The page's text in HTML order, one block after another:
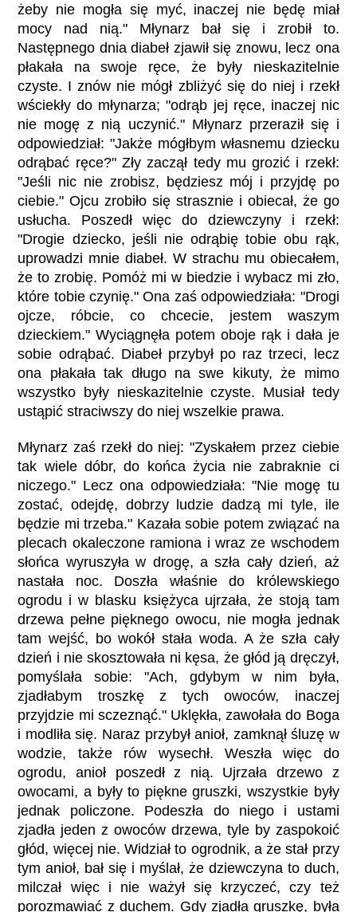
żeby nie mogła się myć, inaczej nie będę miał
mocy nad nią." Młynarz bał się i zrobił to.
Następnego dnia diabeł zjawił się znowu, lecz ona
płakała na swoje ręce, że były nieskazitelnie
czyste. I znów nie mógł zbliżyć się do niej i rzekł
wściekły do młynarza; "odrąb jej ręce, inaczej nic
nie mogę z nią uczynić." Młynarz przeraził się i
odpowiedział: "Jakże mógłbym własnemu dziecku
odrąbać ręce?" Zły zaczął tedy mu grozić i rzekł:
"Jeśli nic nie zrobisz, będziesz mój i przyjdę po
ciebie." Ojcu zrobiło się strasznie i obiecał, że go
usłucha. Poszedł więc do dziewczyny i rzekł:
"Drogie dziecko, jeśli nie odrąbię tobie obu rąk,
uprowadzi mnie diabeł. W strachu mu obiecałem,
że to zrobię. Pomóż mi w biedzie i wybacz mi zło,
które tobie czynię." Ona zaś odpowiedziała: "Drogi
ojcze, róbcie, co chcecie, jestem waszym
dzieckiem." Wyciągnęła potem oboje rąk i dała je
sobie odrąbać. Diabeł przybył po raz trzeci, lecz
ona płakała tak długo na swe kikuty, że mimo
wszystko były nieskazitelnie czyste. Musiał tedy
ustąpić straciwszy do niej wszelkie prawa.
Młynarz zaś rzekł do niej: "Zyskałem przez ciebie
tak wiele dóbr, do końca życia nie zabraknie ci
niczego." Lecz ona odpowiedziała: "Nie mogę tu
zostać, odejdę, dobrzy ludzie dadzą mi tyle, ile
będzie mi trzeba." Kazała sobie potem związać na
plecach okaleczone ramiona i wraz ze wschodem
słońca wyruszyła w drogę, a szła cały dzień, aż
nastała noc. Doszła właśnie do królewskiego
ogrodu i w blasku księżyca ujrzała, że stoją tam
drzewa pełne pięknego owocu, nie mogła jednak
tam wejść, bo wokół stała woda. A że szła cały
dzień i nie skosztowała ni kęsa, że głód ją dręczył,
pomyślała sobie: "Ach, gdybym w nim była,
zjadłabym troszkę z tych owoców, inaczej
przyjdzie mi sczeznąć." Uklękła, zawołała do Boga
i modliła się. Naraz przybył anioł, zamknął śluzę w
wodzie, także rów wysechł. Weszła więc do
ogrodu, anioł poszedł z nią. Ujrzała drzewo z
owocami, a były to piękne gruszki, wszystkie były
jednak policzone. Podeszła do niego i ustami
zjadła jeden z owoców drzewa, tyle by zaspokoić
głód, więcej nie. Widział to ogrodnik, a że stał przy
tym anioł, bał się i myślał, że dziewczyna to duch,
milczał więc i nie ważył się krzyczeć, czy też
porozmawiać z duchem. Gdy zjadła gruszkę, była